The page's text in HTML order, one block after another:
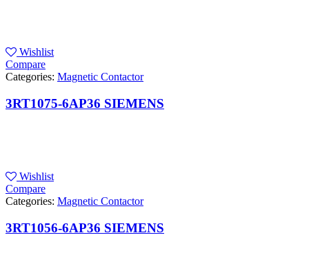
Wishlist
Compare
Categories: Magnetic Contactor
3RT1075-6AP36 SIEMENS
Wishlist
Compare
Categories: Magnetic Contactor
3RT1056-6AP36 SIEMENS